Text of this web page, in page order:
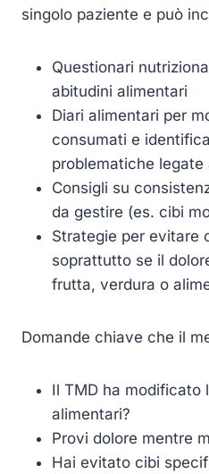
singolo paziente e può
Questionari
abitudini alimentari
Diari alimentari per
consumati e
problematiche
Consigli su
da gestire (es. cibi
Strategie per evitare
soprattutto se il
frutta, verdura o
Domande chiave che il
Il TMD ha modificato
alimentari?
Provi dolore mentre
Hai evitato cibi